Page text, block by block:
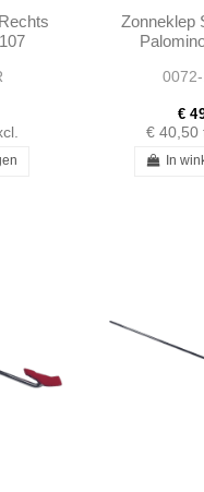
Zonneklep
0072-
€
€ 40,50
In